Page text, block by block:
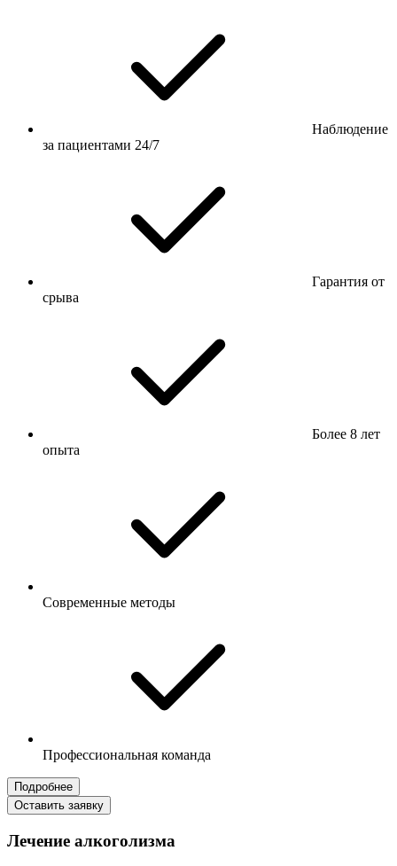
Наблюдение
за пациентами 24/7
Гарантия от
срыва
Более 8 лет
опыта
Современные методы
Профессиональная команда
Подробнее
Оставить заявку
Лечение алкоголизма